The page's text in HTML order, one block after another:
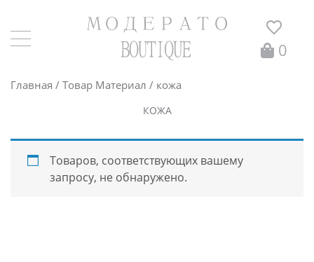
0
Главная / Товар Материал / кожа
КОЖА
Товаров, соответствующих вашему
запросу, не обнаружено.